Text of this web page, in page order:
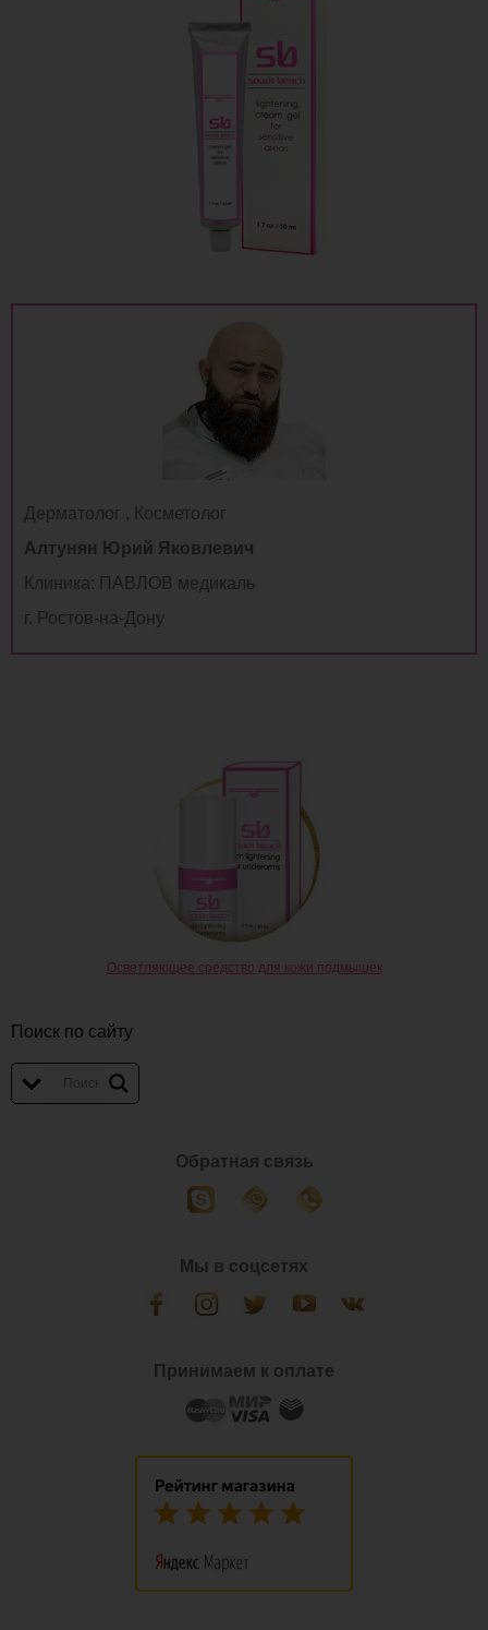
Дерматолог , Косметолог
Алтунян Юрий Яковлевич
Клиника: ПАВЛОВ медикаль
г. Ростов-на-Дону
Осветляющее средство для кожи подмышек
Поиск по сайту
Обратная связь
Мы в соцсетях
Принимаем к оплате